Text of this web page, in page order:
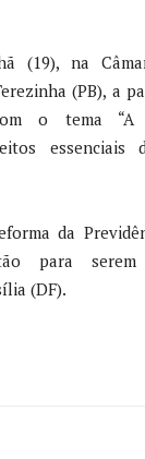
(19), na
(PB), a
o tema “A
essenciais
da
para
(DF).